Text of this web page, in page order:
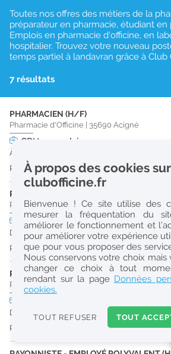
Réinitialiser
2
0
k
Consulter les offres de la France
Toutes nos offres des métiers de la
préparateur en pharmacie, étudiant en
Emplois en pharmacie d'officine, en
hospitalier. Trouvez votre nouveau
temps partiel à landavran grâce à Club
7 résultats
PHARMACIEN (H/F)
Pharmacie d'Officine 35690 Acigné
CDI temps plein
À partir du 30/09/26
Publiée il y a 21 jour(s)
PHARMACIEN (H/F)
Pharmacie d'Officine|35500 Vitré
temps plein
Dès que possible
Publiée il y a 25 jour(s)
PRÉPARATEUR EN PHARMACIE (H/F)
Pharmacie d'Officine 35500 Vitré
Dès que possible
Publiée il y a 33 jour(s)
À propos des cookies sur
clubofficine.fr
Bienvenue ! Ce site utilise des
mesurer la fréquentation du
améliorer le fonctionnement et
pour améliorer votre expérience
que pour vous proposer des
Nous conservons votre choix mais
changer ce choix à tout
rendant sur la page Données
cookies.
TOUT REFUSER TOUT